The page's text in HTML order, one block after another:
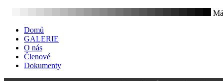
Domů
GALERIE
O nás
Členové
Dokumenty